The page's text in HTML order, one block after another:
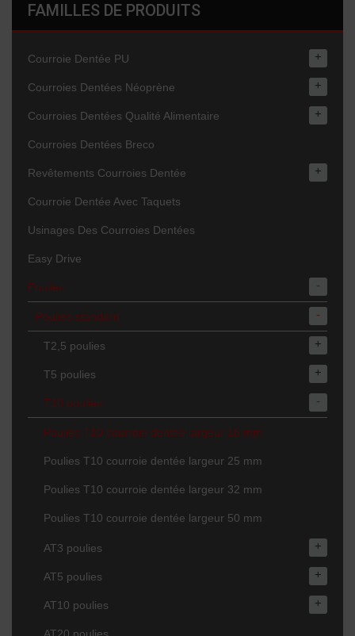
FAMILLES DE PRODUITS
Courroie Dentée PU +
Courroies Dentées Néoprène +
Courroies Dentées Qualité Alimentaire +
Courroies Dentées Breco
Revêtements Courroies Dentée +
Courroie Dentée Avec Taquets
Usinages Des Courroies Dentées
Easy Drive
Poulies -
Poulies standard -
T2,5 poulies +
T5 poulies +
T10 poulies -
Poulies T10 courroie dentée largeur 16 mm
Poulies T10 courroie dentée largeur 25 mm
Poulies T10 courroie dentée largeur 32 mm
Poulies T10 courroie dentée largeur 50 mm
AT3 poulies +
AT5 poulies +
AT10 poulies +